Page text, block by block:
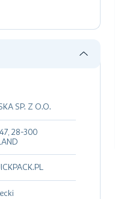
SP. Z O.O.
28-300